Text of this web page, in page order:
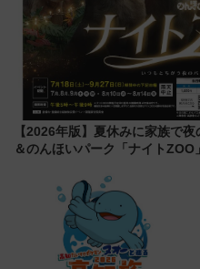
【2026年版】夏休みに家族で
＆のんほいパーク「ナイトZOO